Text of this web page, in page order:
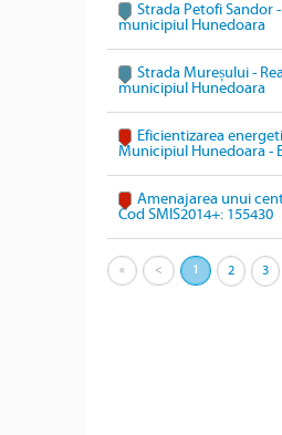
Strada Petofi Sandor
municipiul Hunedoara
Strada Mureșului -
municipiul Hunedoara
Eficientizarea
Municipiul Hunedoara -
Amenajarea unui
Cod SMIS2014+: 155430
« < 1 2 3